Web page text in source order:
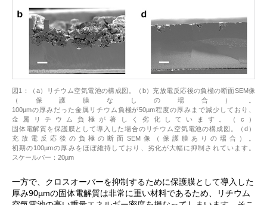
図1：（a）リチウム空気電池の構成図。（b）充放電反応後の負極の断面SEM像
（保護膜なしの場合）。
100µmの厚みだった金属リチウム負極が50µm程度の厚みまで減少しており、
金属リチウム負極が著しく劣化しています。（c）
固体電解質を保護膜として導入した場合のリチウム空気電池の構成図。（d）
充放電反応後の負極の断面SEM像（保護膜ありの場合）。
初期の100µmの厚みをほぼ維持しており、劣化が大幅に抑制されています。
スケールバー：20µm
一方で、クロスオーバーを抑制するために保護膜として導入した
厚み90µmの固体電解質は非常に重い材料であるため、リチウム